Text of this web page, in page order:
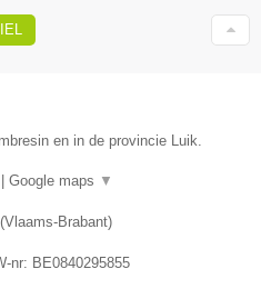
en in de provincie Luik.
Google maps ▼
(Vlaams-Brabant)
nr: BE0840295855